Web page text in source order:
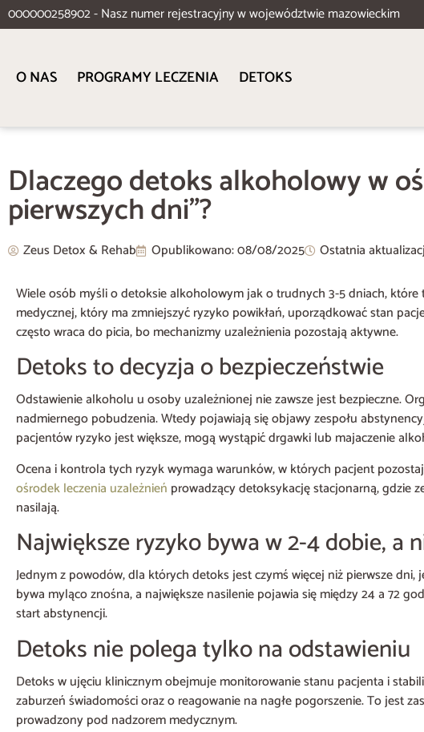
000000258902 - Nasz numer rejestracyjny w województwie mazowieckim
O NAS PROGRAMY LECZENIA DETOKS
Dlaczego detoks alkoholowy w
pierwszych dni”?
Zeus Detox & Rehab Opublikowano:08/08/2025 Ostatnia
Wiele osób myśli o detoksie alkoholowym jak o trudnych 3-5 dniach,
medycznej, który ma zmniejszyć ryzyko powikłań, uporządkować stan
często wraca do picia, bo mechanizmy uzależnienia pozostają aktywne.
Detoks to decyzja o bezpieczeństwie
Odstawienie alkoholu u osoby uzależnionej nie zawsze jest bezpieczne.
nadmiernego pobudzenia. Wtedy pojawiają się objawy zespołu
pacjentów ryzyko jest większe, mogą wystąpić drgawki lub majaczenie
Ocena i kontrola tych ryzyk wymaga warunków, w których pacjent
ośrodek leczenia uzależnień prowadzący detoksykację stacjonarną, gdzie
nasilają.
Największe ryzyko bywa w 2-4 dobie, a
Jednym z powodów, dla których detoks jest czymś więcej niż pierwsze
bywa myląco znośna, a największe nasilenie pojawia się między 24 a 72
start abstynencji.
Detoks nie polega tylko na odstawieniu
Detoks w ujęciu klinicznym obejmuje monitorowanie stanu pacjenta i
zaburzeń świadomości oraz o reagowanie na nagłe pogorszenie. To jest
prowadzony pod nadzorem medycznym.